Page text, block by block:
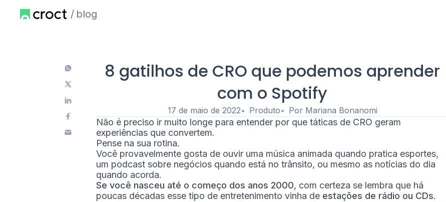
blog
8 gatilhos de CRO que podemos aprender
com o Spotify
17 de maio de 2022 Produto Por Mariana Bonanomi
Não é preciso ir muito longe para entender por que táticas de CRO geram
experiências que convertem.
Pense na sua rotina.
Você provavelmente gosta de ouvir uma música animada quando pratica esportes,
um podcast sobre negócios quando está no trânsito, ou mesmo as notícias do dia
quando acorda.
Se você nasceu até o começo dos anos 2000, com certeza se lembra que há
poucas décadas esse tipo de entretenimento vinha de estações de rádio ou CDs.